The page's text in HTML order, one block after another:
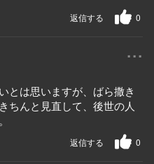
0
返信する
...
とは思いますが、ばら撒き
ちんと見直して、後世の人
0
返信する